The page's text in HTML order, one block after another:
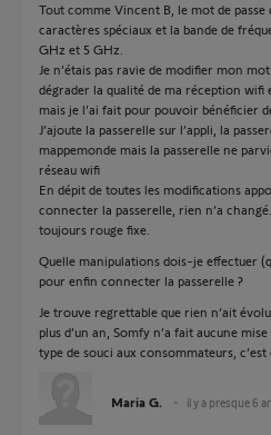
Tout comme Vincent B, le mot de
caractères spéciaux et la bande de
GHz et 5 GHz.
Je n’étais pas ravie de modifier mon
dégrader la qualité de ma réception wifi
mais je l’ai fait pour pouvoir bénéficier
J’ajoute la passerelle sur l’appli, la
mappemonde mais la passerelle ne
réseau wifi
En dépit de toutes les modifications
connecter la passerelle, rien n’a
toujours rouge fixe.
Quelle manipulations dois-je effectuer
pour enfin connecter la passerelle ?
Je trouve regrettable que rien n’ait
plus d’un an, Somfy n’a fait aucune
type de souci aux consommateurs,
Maria G. il y a presque 6